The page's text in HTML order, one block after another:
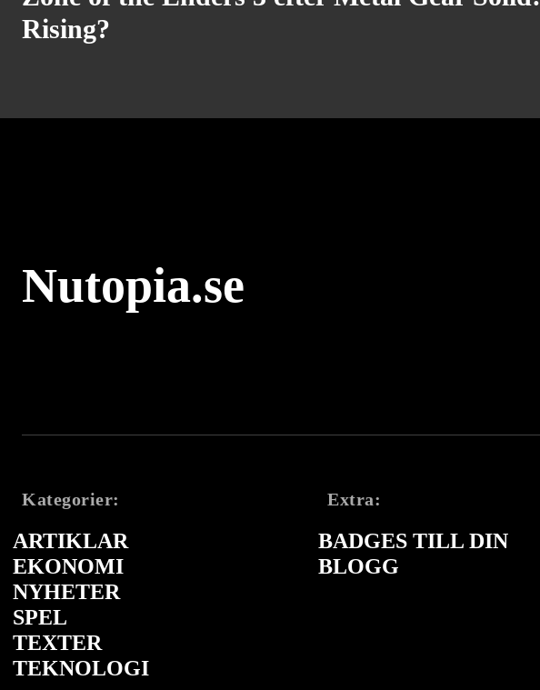
Rising?
Nutopia.se
Kategorier:
ARTIKLAR
EKONOMI
NYHETER
SPEL
TEXTER
TEKNOLOGI
Extra:
BADGES TILL DIN
BLOGG